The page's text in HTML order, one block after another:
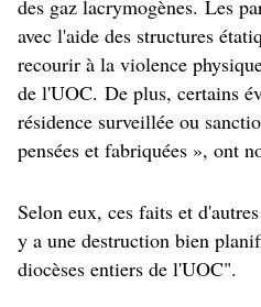
des gaz lacrymogènes. Les
avec l'aide des structures
recourir à la violence
de l'UOC. De plus, certains
résidence surveillée ou
pensées et fabriquées », ont
Selon eux, ces faits et
y a une destruction bien
diocèses entiers de l'UOC".